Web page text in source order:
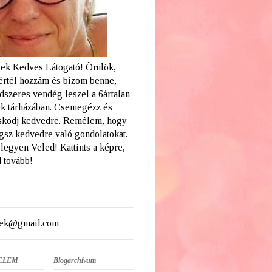
Kedves Látogató! Örülök,
hozzám és bízom benne,
vendég leszel a 6ártalan
tárházában. Csemegézz és
kedvedre. Remélem, hogy
kedvedre való gondolatokat.
Veled! Kattints a képre,
tovább!
Blogarchívum